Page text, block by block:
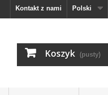
Polski
Kontakt z nami
Koszyk (pusty)